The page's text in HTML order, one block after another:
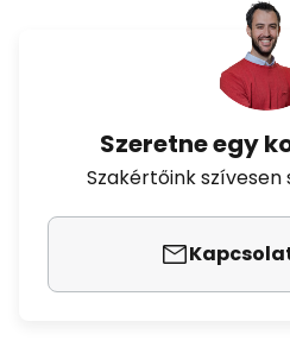
Szeretne egy
Szakértőink